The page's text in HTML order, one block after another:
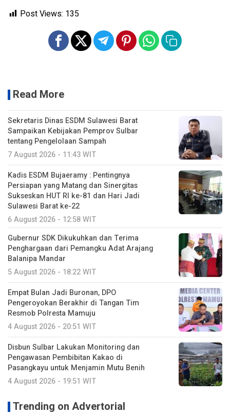
Post Views: 135
Read More
Sekretaris Dinas ESDM Sulawesi Barat
Sampaikan Kebijakan Pemprov Sulbar
tentang Pengelolaan Sampah
7 August 2026 - 11:43 WIT
Kadis ESDM Bujaeramy : Pentingnya
Persiapan yang Matang dan Sinergitas
Sukseskan HUT RI ke-81 dan Hari Jadi
Sulawesi Barat ke-22
6 August 2026 - 12:58 WIT
Gubernur SDK Dikukuhkan dan Terima
Penghargaan dari Pemangku Adat Arajang
Balanipa Mandar
5 August 2026 - 18:22 WIT
Empat Bulan Jadi Buronan, DPO
Pengeroyokan Berakhir di Tangan Tim
Resmob Polresta Mamuju
4 August 2026 - 20:51 WIT
Disbun Sulbar Lakukan Monitoring dan
Pengawasan Pembibitan Kakao di
Pasangkayu untuk Menjamin Mutu Benih
4 August 2026 - 19:51 WIT
Trending on Advertorial